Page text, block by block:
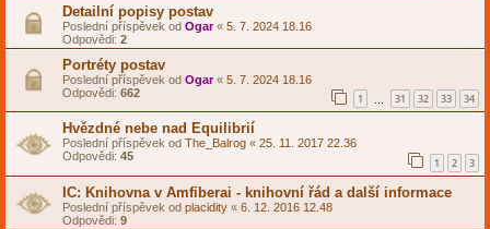
Detailní popisy postav
Poslední příspěvek od Ogar« 5. 7. 2024 18.16
Odpovědi: 2
Portréty postav
Poslední příspěvek od Ogar« 5. 7. 2024 18.16
Odpovědi: 662 1 31 32 33 34
Hvězdné nebe nad Equilibrií
Poslední příspěvek od The_Balrog « 25. 11. 2017 22.36
Odpovědi: 45 1 2 3
IC: Knihovna v Amfiberai - knihovní řád a další informace
Poslední příspěvek od placidity « 6. 12. 2016 12.48
Odpovědi: 9